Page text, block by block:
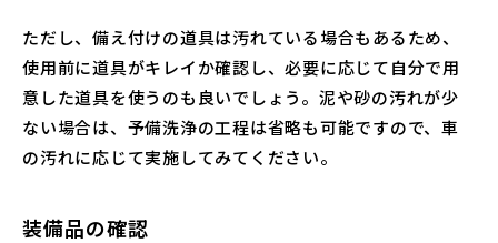
ただし、備え付けの道具は汚れている場合もあるため、
使用前に道具がキレイか確認し、必要に応じて自分で用
意した道具を使うのも良いでしょう。泥や砂の汚れが少
ない場合は、予備洗浄の工程は省略も可能ですので、車
の汚れに応じて実施してみてください。
装備品の確認